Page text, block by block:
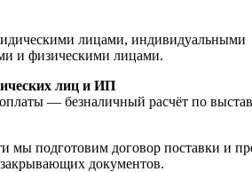
лицами, индивидуальными
и физическими лицами.
лиц и ИП
— безналичный расчёт по
мы подготовим договор поставки и
документов.